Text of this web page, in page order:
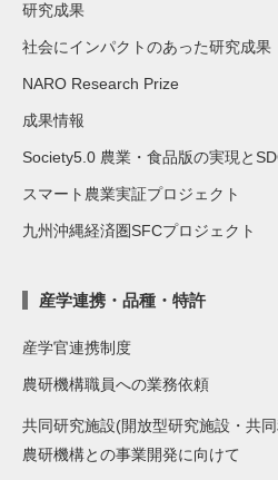
研究成果
社会にインパクトのあった研究成果
NARO Research Prize
成果情報
Society5.0 農業・食品版の実現と
スマート農業実証プロジェクト
九州沖縄経済圏SFCプロジェクト
産学連携・品種・特許
産学官連携制度
農研機構職員への業務依頼
共同研究施設(開放型研究施設・共
農研機構との事業開発に向けて